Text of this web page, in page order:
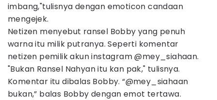
imbang,"tulisnya dengan emoticon candaan
mengejek.
Netizen menyebut ransel Bobby yang penuh
warna itu milik putranya. Seperti komentar
netizen pemilik akun instagram @mey_siahaan.
"Bukan Ransel Nahyan itu kan pak," tulisnya.
Komentar itu dibalas Bobby. “@mey_siahaan
bukan,” balas Bobby dengan emot tertawa.